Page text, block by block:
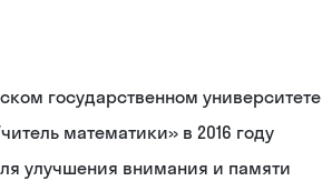
государственном университете
математики» в 2016 году
улучшения внимания и памяти